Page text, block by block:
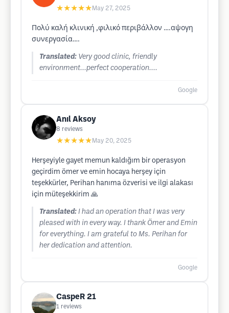
★★★★★ May 27, 2025
Πολύ καλή κλινική ,φιλικό περιβάλλον ….αψογη
συνεργασία….
Translated: Very good clinic, friendly
environment...perfect cooperation....
Google
Anıl Aksoy
8 reviews
★★★★★ May 20, 2025
Herşeyiyle gayet memun kaldığım bir operasyon
geçirdim ömer ve emin hocaya herşey için
teşekkürler, Perihan hanıma özverisi ve ilgi alakası
için müteşekkirim 🙏
Translated: I had an operation that I was very
pleased with in every way. I thank Ömer and Emin
for everything. I am grateful to Ms. Perihan for
her dedication and attention.
Google
CaspeR 21
1 reviews